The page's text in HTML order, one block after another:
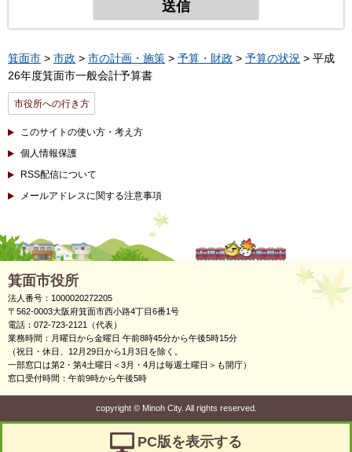
箕面市 > 市政 > 市の計画・施策 > 予算・財政 > 予算の状況 > 平成
26年度箕面市一般会計予算書
市役所への行き方
このサイトの使い方・考え方
個人情報保護
RSS配信について
メールアドレスに関する注意事項
箕面市役所
法人番号：1000020272205
〒562-0003大阪府箕面市西小路4丁目6番1号
電話：072-723-2121（代表）
業務時間：月曜日から金曜日 午前8時45分から午後5時15分
（祝日・休日、12月29日から1月3日を除く。
一部窓口は第2・第4土曜日＜3月・4月は毎週土曜日＞も開庁）
窓口受付時間：午前9時から午後5時
copyright ©Minoh City. All rights reserved.
PC版を表示する